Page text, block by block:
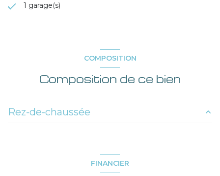
1 garage(s)
COMPOSITION
Composition de ce bien
Rez-de-chaussée
FINANCIER